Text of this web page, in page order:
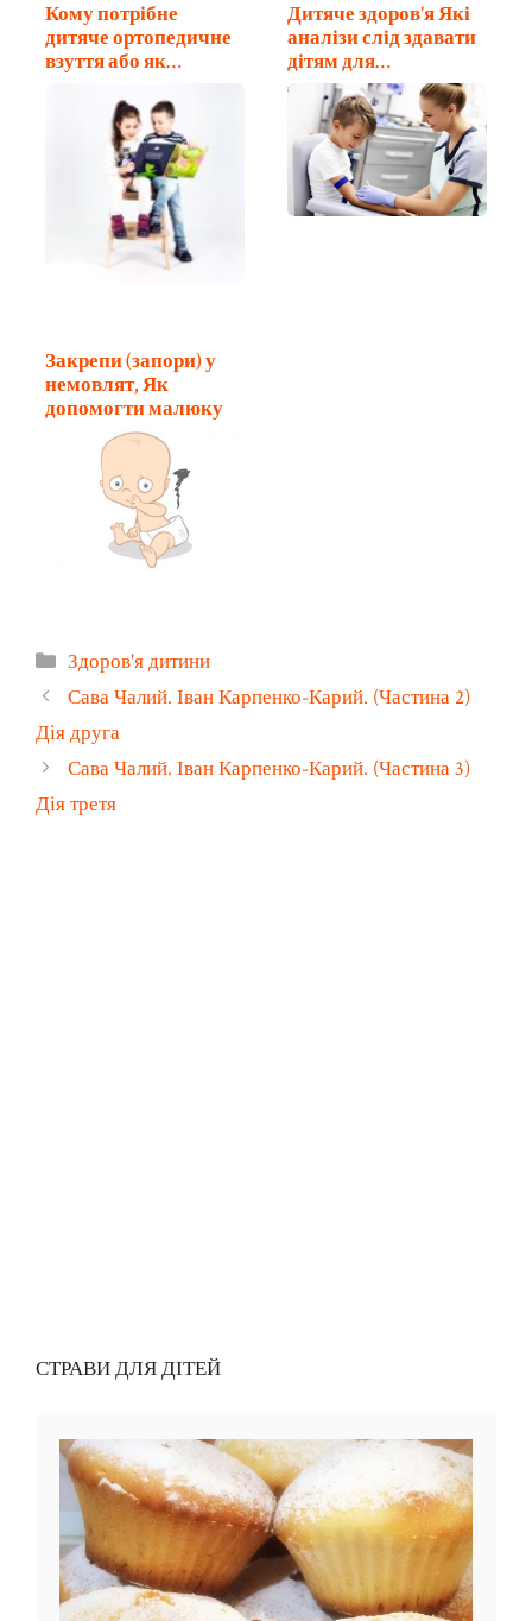
Кому потрібне
дитяче ортопедичне
взуття або як…
Дитяче здоров'я Які
аналізи слід здавати
дітям для…
Закрепи (запори) у
немовлят, Як
допомогти малюку
Категорії
Здоров'я дитини
Сава Чалий. Іван Карпенко-Карий. (Частина 2)
Дія друга
Сава Чалий. Іван Карпенко-Карий. (Частина 3)
Дія третя
СТРАВИ ДЛЯ ДІТЕЙ